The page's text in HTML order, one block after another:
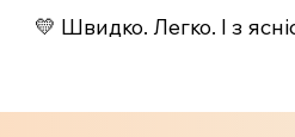
💛 Швидко. Легко. І з